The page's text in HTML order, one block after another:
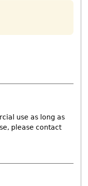
use as long as
please contact